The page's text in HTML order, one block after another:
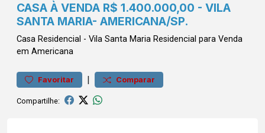
CASA À VENDA R$ 1.400.000,00 - VILA
SANTA MARIA- AMERICANA/SP.
Casa Residencial - Vila Santa Maria Residencial para Venda
em Americana
Favoritar | Comparar
Compartilhe: